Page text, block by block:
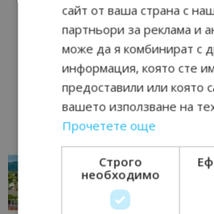
“Пощенска картичка
отвъд очакваното
Петрич
сайт от ваша страна с
партньори за реклама и
може да я комбинират с
информация, която сте
предоставили или която
вашето използване на
Прочетете още
Строго
необходимо